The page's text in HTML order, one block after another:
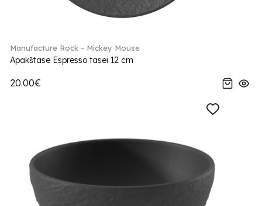
Manufacture Rock - Mickey Mouse
Apakštase Espresso tasei 12 cm
20.00€